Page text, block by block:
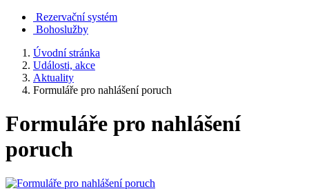
Rezervační systém
Bohoslužby
Úvodní stránka
Události, akce
Aktuality
Formuláře pro nahlášení poruch
Formuláře pro nahlášení
poruch